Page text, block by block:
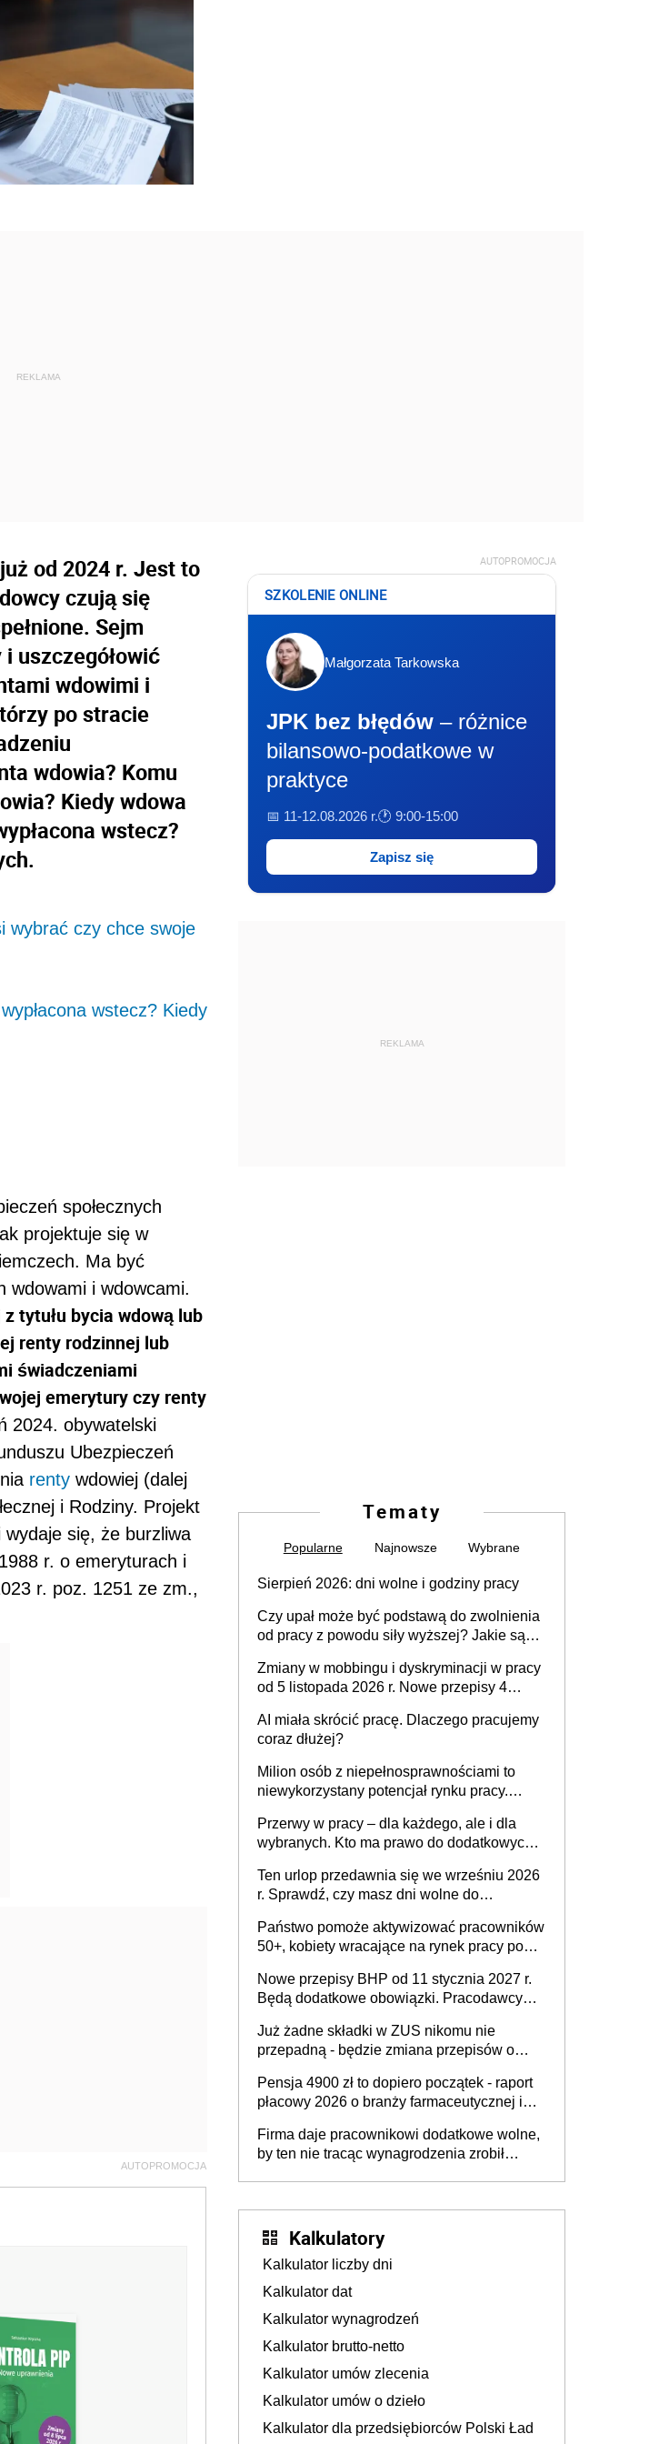
od 2024 r. Jest to
czują się
Sejm
uszczegółowić
wdowimi i
po stracie
wdowia? Komu
Kiedy wdowa
wstecz?
wybrać czy chce swoje
wstecz? Kiedy
społecznych
projektuje się w
Ma być
wdowami i wdowcami.
tytułu bycia wdową lub
renty rodzinnej lub
świadczeniami
emerytury czy renty
2024. obywatelski
Ubezpieczeń
renty wdowiej (dalej
i Rodziny. Projekt
się, że burzliwa
r. o emeryturach i
r. poz. 1251 ze zm.,
AUTOPROMOCJA
AUTOPROMOCJA
SZKOLENIE ONLINE
Małgorzata Tarkowska
JPK bez błędów – różnice
bilansowo-podatkowe w
praktyce
📅 11-12.08.2026 r.🕐 9:00-15:00
Zapisz się
REKLAMA
Tematy
Popularne Najnowsze Wybrane
Sierpień 2026: dni wolne i godziny pracy
Czy upał może być podstawą do zwolnienia
od pracy z powodu siły wyższej? Jakie są
Zmiany w mobbingu i dyskryminacji w pracy
od 5 listopada 2026 r. Nowe przepisy 4
Ustaw
AI miała skrócić pracę. Dlaczego pracujemy
coraz dłużej?
Milion osób z niepełnosprawnościami to
niewykorzystany potencjał rynku pracy.
dofinansowań czy refundacji, ale bariery po
stronie systemu i świadomości
pracodawców [WYWIAD]
Przerwy w pracy – dla każdego, ale i dla
wybranych. Kto ma prawo do dodatkowych
Ten urlop przedawnia się we wrześniu 2026
r. Sprawdź, czy masz dni wolne do
Państwo pomoże aktywizować pracowników
50+, kobiety wracające na rynek pracy po
osoby neuroatypowe. Powstanie Fundusz
na rzecz Inkluzywności w Zatrudnianiu?
Nowe przepisy BHP od 11 stycznia 2027 r.
Będą dodatkowe obowiązki. Pracodawcy
Już żadne składki w ZUS nikomu nie
przepadną - będzie zmiana przepisów o
ubezpieczeniom społecznym
Pensja 4900 zł to dopiero początek - raport
płacowy 2026 o branży farmaceutycznej i
Firma daje pracownikowi dodatkowe wolne,
by ten nie tracąc wynagrodzenia zrobił
Kalkulatory
Kalkulator liczby dni
Kalkulator dat
Kalkulator wynagrodzeń
Kalkulator brutto-netto
Kalkulator umów zlecenia
Kalkulator umów o dzieło
Kalkulator dla przedsiębiorców Polski Ład